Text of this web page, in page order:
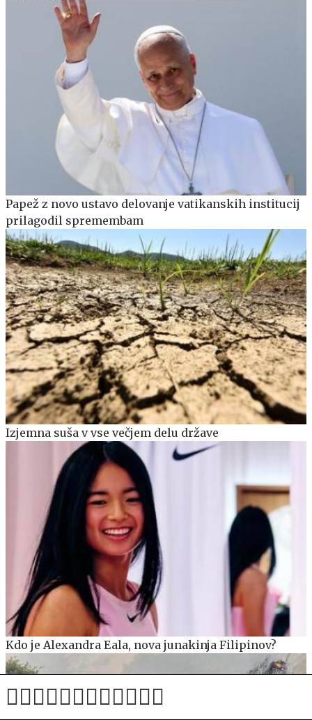
Papež z novo ustavo delovanje vatikanskih institucij
prilagodil spremembam
Izjemna suša v vse večjem delu države
Kdo je Alexandra Eala, nova junakinja Filipinov?